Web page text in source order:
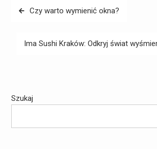
Nawigacja
Czy warto wymienić okna?
Ima Sushi Kraków: Odkryj świat
Szukaj